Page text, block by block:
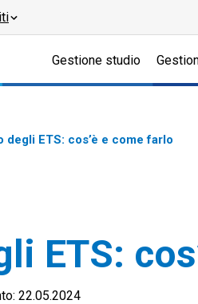
Gestione studio
degli ETS: cos’è e come farlo
ETS:
22.05.2024